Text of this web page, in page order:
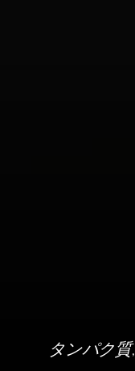
タンパク質,